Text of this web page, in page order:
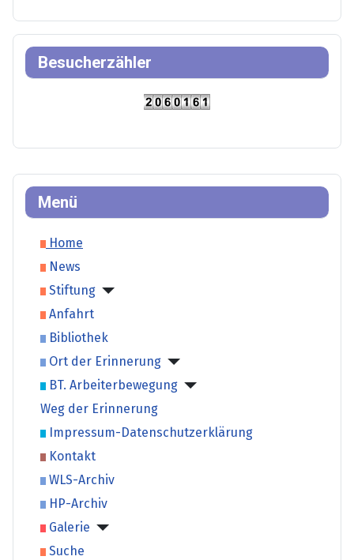
Menü
Home
News
Stiftung
Anfahrt
Bibliothek
Ort der Erinnerung
BT. Arbeiterbewegung
Weg der Erinnerung
Impressum-Datenschutzerklärung
Kontakt
WLS-Archiv
HP-Archiv
Galerie
Suche
Besucherzähler